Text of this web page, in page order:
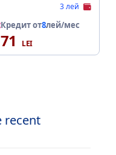
3 лей
Кредит от8лей/мес
recent